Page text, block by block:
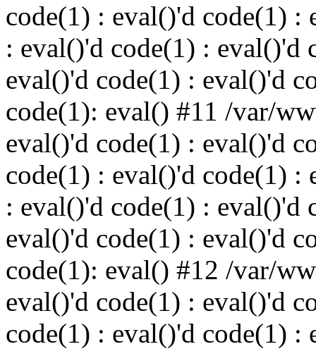
code(1) : eval()'d code(1) :
: eval()'d code(1) : eval()'d
eval()'d code(1) : eval()'d
code(1): eval() #11 /var/
eval()'d code(1) : eval()'d
code(1) : eval()'d code(1) :
: eval()'d code(1) : eval()'d
eval()'d code(1) : eval()'d
code(1): eval() #12 /var/
eval()'d code(1) : eval()'d
code(1) : eval()'d code(1) :